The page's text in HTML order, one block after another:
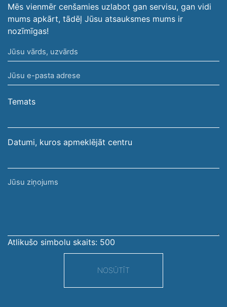
Mēs vienmēr cenšamies uzlabot gan servisu, gan vidi
mums apkārt, tādēļ Jūsu atsauksmes mums ir
nozīmīgas!
Jūsu
vārds,
uzvārds
Jūsu
e-
pasta
Temats
Datumi, kuros apmeklējāt centru
Jūsu
Atlikušo simbolu skaits: 500
NOSŪTĪT